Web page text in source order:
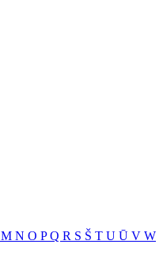
M N O PQ R S Š T U Ū V W